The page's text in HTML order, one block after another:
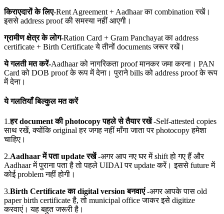
किराएदारों के लिए-Rent Agreement + Aadhaar का combination रखें।
इससे address proof की समस्या नहीं आएगी।
ग्रामीण क्षेत्र के लोग-Ration Card + Gram Panchayat का address
certificate + Birth Certificate ये तीनों documents जरूर रखें।
ये गलती मत करें-Aadhaar को नागरिकता proof मानकर जमा करना। PAN
Card को DOB proof के रूप में देना। पुराने bills को address proof के रूप
में देना।
ये गलतियाँ बिल्कुल मत करें
1.हर documentकी photocopyपहले से तैयार रखें-Self-attested copies
साथ रखें, क्योंकि original हर जगह नहीं माँगा जाता पर photocopy हमेशा
चाहिए।
2.Aadhaarमें पता updateरखें-अगर आप नए घर में shift हो गए हैं और
Aadhaar में पुराना पता है तो पहले UIDAI पर update करें। इससे future में
कोई problem नहीं होगी।
3.Birth Certificateका digital versionबनवाएं-अगर आपके पास old
paper birth certificate है, तो municipal office जाकर इसे digitize
करवाएं। यह बहुत जरूरी है।